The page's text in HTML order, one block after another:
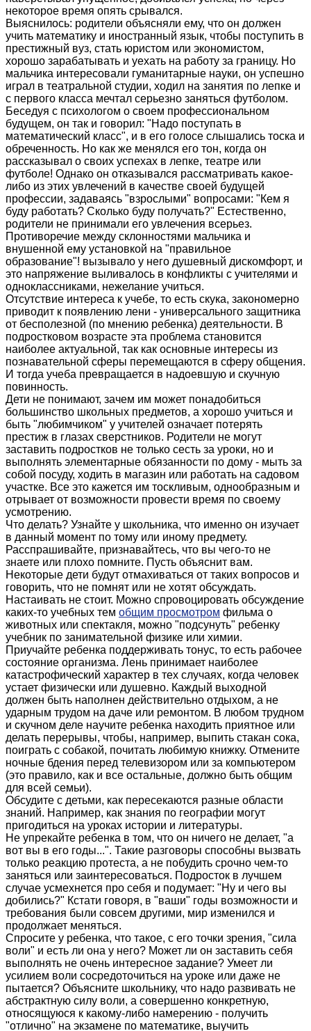
некоторое время опять срывался.
Выяснилось: родители объясняли ему, что он должен
учить математику и иностранный язык, чтобы поступить в
престижный вуз, стать юристом или экономистом,
хорошо зарабатывать и уехать на работу за границу. Но
мальчика интересовали гуманитарные науки, он успешно
играл в театральной студии, ходил на занятия по лепке и
с первого класса мечтал серьезно заняться футболом.
Беседуя с психологом о своем профессиональном
будущем, он так и говорил: "Надо поступать в
математический класс", и в его голосе слышались тоска и
обреченность. Но как же менялся его тон, когда он
рассказывал о своих успехах в лепке, театре или
футболе! Однако он отказывался рассматривать какое-
либо из этих увлечений в качестве своей будущей
профессии, задаваясь "взрослыми" вопросами: "Кем я
буду работать? Сколько буду получать?" Естественно,
родители не принимали его увлечения всерьез.
Противоречие между склонностями мальчика и
внушенной ему установкой на "правильное
образование"! вызывало у него душевный дискомфорт, и
это напряжение выливалось в конфликты с учителями и
одноклассниками, нежелание учиться.
Отсутствие интереса к учебе, то есть скука, закономерно
приводит к появлению лени - универсального защитника
от бесполезной (по мнению ребенка) деятельности. В
подростковом возрасте эта проблема становится
наиболее актуальной, так как основные интересы из
познавательной сферы перемещаются в сферу общения.
И тогда учеба превращается в надоевшую и скучную
повинность.
Дети не понимают, зачем им может понадобиться
большинство школьных предметов, а хорошо учиться и
быть "любимчиком" у учителей означает потерять
престиж в глазах сверстников. Родители не могут
заставить подростков не только сесть за уроки, но и
выполнять элементарные обязанности по дому - мыть за
собой посуду, ходить в магазин или работать на садовом
участке. Все это кажется им тоскливым, однообразным и
отрывает от возможности провести время по своему
усмотрению.
Что делать? Узнайте у школьника, что именно он изучает
в данный момент по тому или иному предмету.
Расспрашивайте, признавайтесь, что вы чего-то не
знаете или плохо помните. Пусть объяснит вам.
Некоторые дети будут отмахиваться от таких вопросов и
говорить, что не помнят или не хотят обсуждать.
Настаивать не стоит. Можно спровоцировать обсуждение
каких-то учебных тем общим просмотром фильма о
животных или спектакля, можно "подсунуть" ребенку
учебник по занимательной физике или химии.
Приучайте ребенка поддерживать тонус, то есть рабочее
состояние организма. Лень принимает наиболее
катастрофический характер в тех случаях, когда человек
устает физически или душевно. Каждый выходной
должен быть наполнен действительно отдыхом, а не
ударным трудом на даче или ремонтом. В любом трудном
и скучном деле научите ребенка находить приятное или
делать перерывы, чтобы, например, выпить стакан сока,
поиграть с собакой, почитать любимую книжку. Отмените
ночные бдения перед телевизором или за компьютером
(это правило, как и все остальные, должно быть общим
для всей семьи).
Обсудите с детьми, как пересекаются разные области
знаний. Например, как знания по географии могут
пригодиться на уроках истории и литературы.
Не упрекайте ребенка в том, что он ничего не делает, "а
вот вы в его годы...". Такие разговоры способны вызвать
только реакцию протеста, а не побудить срочно чем-то
заняться или заинтересоваться. Подросток в лучшем
случае усмехнется про себя и подумает: "Ну и чего вы
добились?" Кстати говоря, в "ваши" годы возможности и
требования были совсем другими, мир изменился и
продолжает меняться.
Спросите у ребенка, что такое, с его точки зрения, "сила
воли" и есть ли она у него? Может ли он заставить себя
выполнять не очень интересное задание? Умеет ли
усилием воли сосредоточиться на уроке или даже не
пытается? Объясните школьнику, что надо развивать не
абстрактную силу воли, а совершенно конкретную,
относящуюся к какому-либо намерению - получить
"отлично" на экзамене по математике, выучить